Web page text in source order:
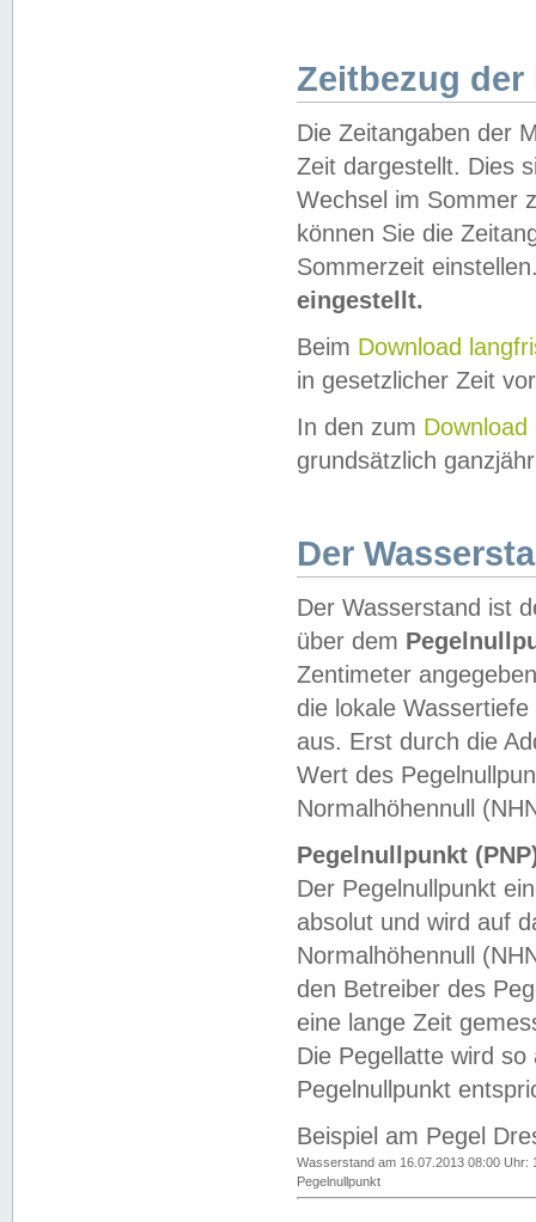
Zeitbezug der
Die Zeitangaben der
Zeit dargestellt. Dies
Wechsel im Sommer
können Sie die
Sommerzeit
eingestellt.
Beim Download
in gesetzlicher Zeit
In den zum Download
grundsätzlich
Der
Der Wasserstand ist
über dem
Zentimeter
die lokale
aus. Erst durch die
Wert des
Normalhöhennull
Pegelnullpunkt
Der Pegelnullpunkt
absolut und wird auf
Normalhöhennull
den Betreiber des
eine lange Zeit
Die Pegellatte wird
Pegelnullpunkt
Beispiel am Pegel
Wasserstand am 16.07.2013 08:00 Uhr:
Pegelnullpunkt